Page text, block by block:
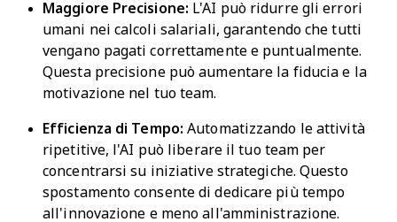
Maggiore Precisione: L'AI può ridurre gli errori
umani nei calcoli salariali, garantendo che tutti
vengano pagati correttamente e puntualmente.
Questa precisione può aumentare la fiducia e la
motivazione nel tuo team.
Efficienza di Tempo:Automatizzando le attività
ripetitive, l'AI può liberare il tuo team per
concentrarsi su iniziative strategiche. Questo
spostamento consente di dedicare più tempo
all'innovazione e meno all'amministrazione.